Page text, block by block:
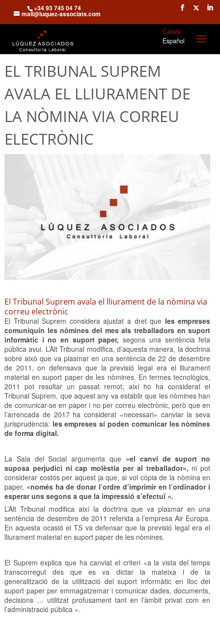
+34 93 745 04 74
mail@luquez-associats.com
Català
Español
EL TRIBUNAL SUPREM
AVALA EL LLIURAMENT DE
LA NÒMINA VIA CORREU
ELECTRÒNIC
El Tribunal Suprem avala el lliurament de la nòmina via
correu electrònic
El Tribunal Suprem considera ajustat a dret que les empreses
comuniquin les nòmines del mes als treballadors en suport
informàtic i no en suport paper, segons una sentència feta
pública avui. L’Alt Tribunal modifica, d’aquesta manera, la doctrina
sobre això que va plasmar en una sentència de 22 de desembre
de 2011, on defensava que la previsió legal era el lliurament
material en suport paper de les nòmines. En termes tecnològics,
2011 pot resultar un passat remot; així ho ha considerat el
Tribunal Suprem, que aquest any va establir que les nòmines han
de comunicar-se en paper i no per correu electrònic, però que en
l’arrencada de 2017 ha considerat «necessari» canviar la seva
jurisprudència: les empreses sí poden comunicar les nòmines
de forma digital.
La Sala del Social argumenta que «el canvi de suport no
suposa perjudici ni cap molèstia per al treballador», ni pot
considerar costós per aquest ja que, si vol còpia de la nòmina en
paper, «només ha de donar l’ordre d’imprimir en l’ordinador i
esperar uns segons a que la impressió s’efectuï «.
L’Alt Tribunal modifica així la doctrina que va plasmar en una
sentència de desembre de 2011 referida a l’empresa Air Europa.
En aquesta ocasió el TS va defensar que la previsió legal era el
lliurament material en suport paper de les nòmines.
El Suprem explica que ha canviat el criteri «a la vista del temps
transcorregut des que es va dictar la mateixa i de la
generalització de la utilització del suport informàtic en lloc del
suport paper per emmagatzemar i comunicar dades, documents,
decisions … utilitzat profusament tant en l’àmbit privat com en
l’administració pública «.